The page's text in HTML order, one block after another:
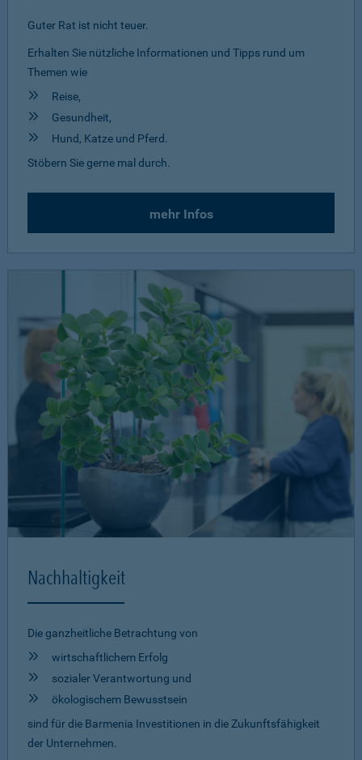
Guter Rat ist nicht teuer.
Erhalten Sie nützliche Informationen und Tipps rund um
Themen wie
Reise,
Gesundheit,
Hund, Katze und Pferd.
Stöbern Sie gerne mal durch.
mehr Infos
Nachhaltigkeit
Die ganzheitliche Betrachtung von
wirtschaftlichem Erfolg
sozialer Verantwortung und
ökologischem Bewusstsein
sind für die Barmenia Investitionen in die Zukunftsfähigkeit
der Unternehmen.